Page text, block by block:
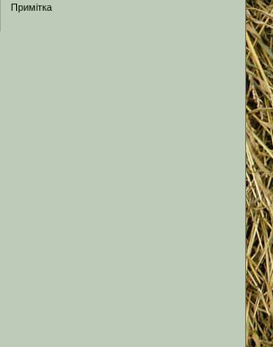
Примітка